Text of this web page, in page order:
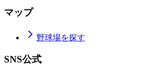
マップ
野球場を探す
SNS公式